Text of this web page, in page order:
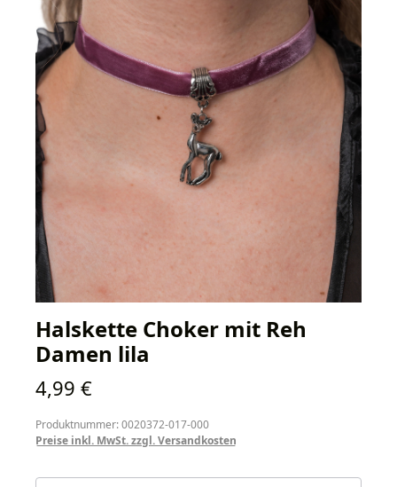
Halskette Choker mit Reh
Damen lila
Regulärer Preis:
4,99 €
Produktnummer: 0020372-017-000
Preise inkl. MwSt. zzgl. Versandkosten